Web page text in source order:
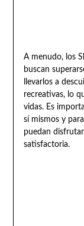
A menudo, los
buscan
llevarlos a
recreativas, lo
vidas. Es
sí mismos y
puedan
satisfactoria.